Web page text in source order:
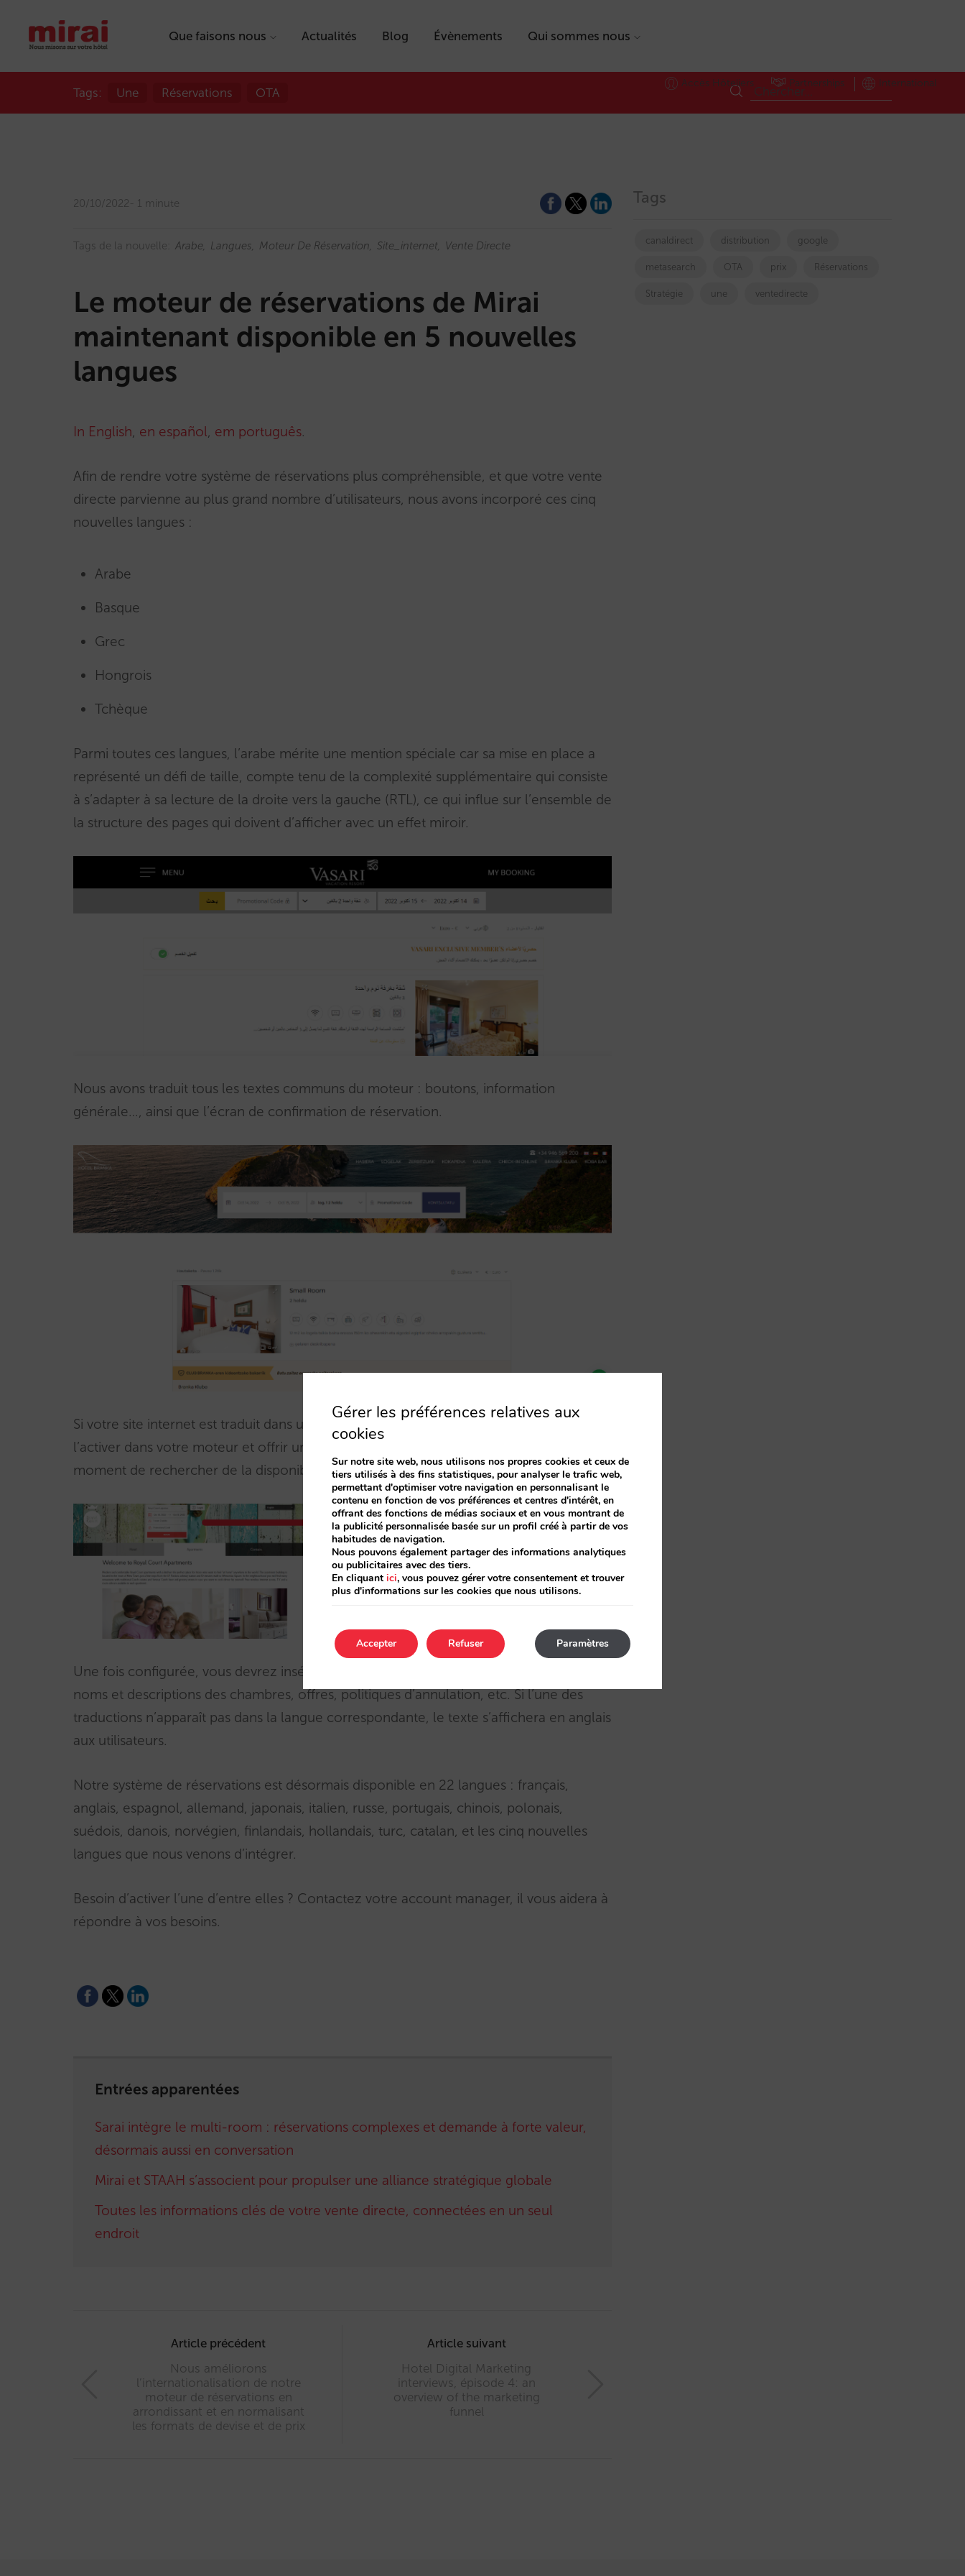
Que faisons nous Actualités Blog Évènements Qui sommes nous
Accès Hôteliers Partnerships International
Tags: Une Réservations OTA
20/10/2022 1 minute
Tags de la nouvelle: Arabe Langues Moteur De Réservation Site_internet Vente Directe
Le moteur de réservations de Mirai
maintenant disponible en 5 nouvelles
langues
In English, en español, em português.
Afin de rendre votre système de réservations plus compréhensible, et que votre vente
directe parvienne au plus grand nombre d’utilisateurs, nous avons incorporé ces cinq
nouvelles langues :
Arabe
Basque
Grec
Hongrois
Tchèque
Parmi toutes ces langues, l’arabe mérite une mention spéciale car sa mise en place a
représenté un défi de taille, compte tenu de la complexité supplémentaire qui consiste
à s’adapter à sa lecture de la droite vers la gauche (RTL), ce qui influe sur l’ensemble de
la structure des pages qui doivent d’afficher avec un effet miroir.
Nous avons traduit tous les textes communs du moteur : boutons, information
générale…, ainsi que l’écran de confirmation de réservation.
Si votre site internet est traduit dans une de ces langues, vous pourrez également
l’activer dans votre moteur et offrir une expérience plus intégrée à vos utilisateurs au
moment de rechercher de la disponibilité et des prix.
Une fois configurée, vous devrez insérer les traductions spécifiques de votre hôtel :
noms et descriptions des chambres, offres, politiques d’annulation, etc. Si l’une des
traductions n’apparaît pas dans la langue correspondante, le texte s’affichera en anglais
aux utilisateurs.
Notre système de réservations est désormais disponible en 22 langues : français,
anglais, espagnol, allemand, japonais, italien, russe, portugais, chinois, polonais,
suédois, danois, norvégien, finlandais, hollandais, turc, catalan, et les cinq nouvelles
langues que nous venons d’intégrer.
Besoin d’activer l’une d’entre elles ? Contactez votre account manager, il vous aidera à
répondre à vos besoins.
Entrées apparentées
Sarai intègre le multi-room : réservations complexes et demande à forte valeur,
désormais aussi en conversation
Mirai et STAAH s’associent pour propulser une alliance stratégique globale
Toutes les informations clés de votre vente directe, connectées en un seul
endroit
Article précédent
Nous améliorons
l’internationalisation de notre
moteur de réservations en
arrondissant et en normalisant
les formats de devise et de prix
Article suivant
Hotel Digital Marketing
interviews, épisode 4: an
overview of the marketing
funnel
Tags
canaldirect distribution google
metasearch OTA prix Réservations
Stratégie une ventedirecte
Gérer les préférences relatives aux
cookies
Sur notre site web, nous utilisons nos propres cookies et ceux de
tiers utilisés à des fins statistiques, pour analyser le trafic web,
permettant d'optimiser votre navigation en personnalisant le
contenu en fonction de vos préférences et centres d'intérêt, en
offrant des fonctions de médias sociaux et en vous montrant de
la publicité personnalisée basée sur un profil créé à partir de vos
habitudes de navigation.
Nous pouvons également partager des informations analytiques
ou publicitaires avec des tiers.
En cliquant ici, vous pouvez gérer votre consentement et trouver
plus d'informations sur les cookies que nous utilisons.
Accepter Paramètres
Refuser